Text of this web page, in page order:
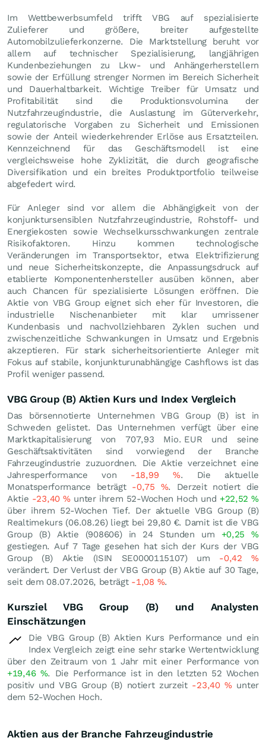
Im Wettbewerbsumfeld trifft VBG auf spezialisierte
Zulieferer und größere, breiter aufgestellte
Automobilzulieferkonzerne. Die Marktstellung beruht vor
allem auf technischer Spezialisierung, langjährigen
Kundenbeziehungen zu Lkw- und Anhängerherstellern
sowie der Erfüllung strenger Normen im Bereich Sicherheit
und Dauerhaltbarkeit. Wichtige Treiber für Umsatz und
Profitabilität sind die Produktionsvolumina der
Nutzfahrzeugindustrie, die Auslastung im Güterverkehr,
regulatorische Vorgaben zu Sicherheit und Emissionen
sowie der Anteil wiederkehrender Erlöse aus Ersatzteilen.
Kennzeichnend für das Geschäftsmodell ist eine
vergleichsweise hohe Zyklizität, die durch geografische
Diversifikation und ein breites Produktportfolio teilweise
abgefedert wird.
Für Anleger sind vor allem die Abhängigkeit von der
konjunktursensiblen Nutzfahrzeugindustrie, Rohstoff- und
Energiekosten sowie Wechselkursschwankungen zentrale
Risikofaktoren. Hinzu kommen technologische
Veränderungen im Transportsektor, etwa Elektrifizierung
und neue Sicherheitskonzepte, die Anpassungsdruck auf
etablierte Komponentenhersteller ausüben können, aber
auch Chancen für spezialisierte Lösungen eröffnen. Die
Aktie von VBG Group eignet sich eher für Investoren, die
industrielle Nischenanbieter mit klar umrissener
Kundenbasis und nachvollziehbaren Zyklen suchen und
zwischenzeitliche Schwankungen in Umsatz und Ergebnis
akzeptieren. Für stark sicherheitsorientierte Anleger mit
Fokus auf stabile, konjunkturunabhängige Cashflows ist das
Profil weniger passend.
VBG Group (B) Aktien Kurs und Index Vergleich
Das börsennotierte Unternehmen VBG Group (B) ist in
Schweden gelistet. Das Unternehmen verfügt über eine
Marktkapitalisierung von 707,93 Mio. EUR und seine
Geschäftsaktivitäten sind vorwiegend der Branche
Fahrzeugindustrie zuzuordnen. Die Aktie verzeichnet eine
Jahresperformance von -18,99 %. Die aktuelle
Monatsperformance beträgt -0,75 %. Derzeit notiert die
Aktie -23,40%unter ihrem 52-Wochen Hoch und +22,52%
über ihrem 52-Wochen Tief. Der aktuelle VBG Group (B)
Realtimekurs (06.08.26) liegt bei 29,80 €. Damit ist die VBG
Group (B) Aktie (908606) in 24 Stunden um +0,25%
gestiegen. Auf 7 Tage gesehen hat sich der Kurs der VBG
Group (B) Aktie (ISIN SE0000115107) um -0,42%
verändert. Der Verlust der VBG Group (B) Aktie auf 30 Tage,
seit dem 08.07.2026, beträgt -1,08 %.
Kursziel VBG Group (B) und Analysten
Einschätzungen
Die VBG Group (B) Aktien Kurs Performance und ein
Index Vergleich zeigt eine sehr starke Wertentwicklung
über den Zeitraum von 1 Jahr mit einer Performance von
+19,46 %. Die Performance ist in den letzten 52 Wochen
positiv und VBG Group (B) notiert zurzeit -23,40%unter
dem 52-Wochen Hoch.
Aktien aus der Branche Fahrzeugindustrie